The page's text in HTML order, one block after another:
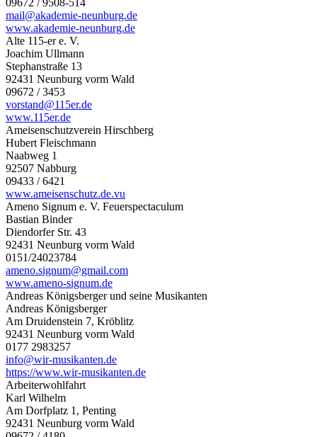
mail@akademie-neunburg.de
www.akademie-neunburg.de
Alte 115-er e. V.
Joachim Ullmann
Stephanstraße 13
92431 Neunburg vorm Wald
09672 / 3453
vorstand@115er.de
www.115er.de
Ameisenschutzverein Hirschberg
Hubert Fleischmann
Naabweg 1
92507 Nabburg
09433 / 6421
www.ameisenschutz.de.vu
Ameno Signum e. V. Feuerspectaculum
Bastian Binder
Diendorfer Str. 43
92431 Neunburg vorm Wald
0151/24023784
ameno.signum@gmail.com
www.ameno-signum.de
Andreas Königsberger und seine Musikanten
Andreas Königsberger
Am Druidenstein 7, Kröblitz
92431 Neunburg vorm Wald
0177 2983257
info@wir-musikanten.de
https://www.wir-musikanten.de
Arbeiterwohlfahrt
Karl Wilhelm
Am Dorfplatz 1, Penting
92431 Neunburg vorm Wald